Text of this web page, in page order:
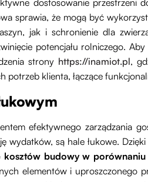
dostosowanie przestrzeni
sprawia, że mogą być
jak i schronienie dla
potencjału rolniczego. Aby
strony https://inamiot.pl,
klienta, łączące
efektywnego zarządzania
wydatków, są hale łukowe.
kosztów budowy w
elementów i uproszczonego